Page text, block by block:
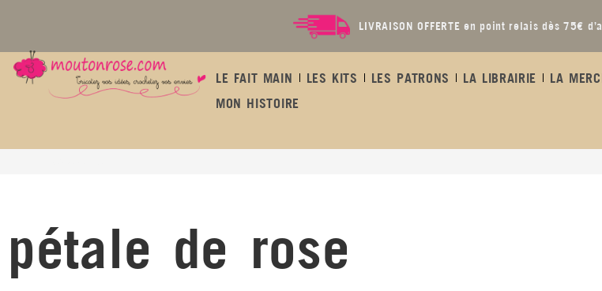
LIVRAISON OFFERTE en point relais dès 75€
LE FAIT MAIN LES KITS LES PATRONS LA LIBRAIRIE LA
MON HISTOIRE
pétale de rose